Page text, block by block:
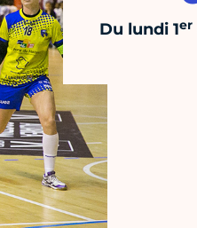
Du lundi 1er